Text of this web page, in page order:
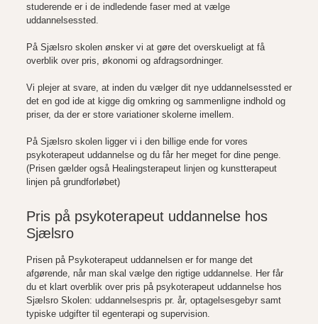
studerende er i de indledende faser med at vælge
uddannelsessted.
På Sjælsro skolen ønsker vi at gøre det overskueligt at få
overblik over pris, økonomi og afdragsordninger.
Vi plejer at svare, at inden du vælger dit nye uddannelsessted er
det en god ide at kigge dig omkring og sammenligne indhold og
priser, da der er store variationer skolerne imellem.
På Sjælsro skolen ligger vi i den billige ende for vores
psykoterapeut uddannelse og du får her meget for dine penge.
(Prisen gælder også Healingsterapeut linjen og kunstterapeut
linjen på grundforløbet)
Pris på psykoterapeut uddannelse hos
Sjælsro
Prisen på Psykoterapeut uddannelsen er for mange det
afgørende, når man skal vælge den rigtige uddannelse. Her får
du et klart overblik over pris på psykoterapeut uddannelse hos
Sjælsro Skolen: uddannelsespris pr. år, optagelsesgebyr samt
typiske udgifter til egenterapi og supervision.